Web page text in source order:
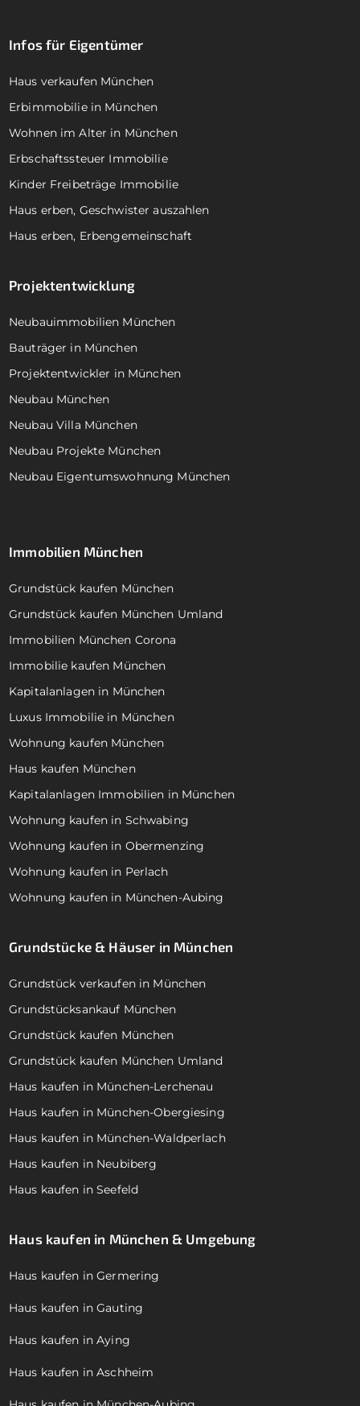
Infos für Eigentümer
Haus verkaufen München
Erbimmobilie in München
Wohnen im Alter in München
Erbschaftssteuer Immobilie
Kinder Freibeträge Immobilie
Haus erben, Geschwister auszahlen
Haus erben, Erbengemeinschaft
Projektentwicklung
Neubauimmobilien München
Bauträger in München
Projektentwickler in München
Neubau München
Neubau Villa München
Neubau Projekte München
Neubau Eigentumswohnung München
Immobilien München
Grundstück kaufen München
Grundstück kaufen München Umland
Immobilien München Corona
Immobilie kaufen München
Kapitalanlagen in München
Luxus Immobilie in München
Wohnung kaufen München
Haus kaufen München
Kapitalanlagen Immobilien in München
Wohnung kaufen in Schwabing
Wohnung kaufen in Obermenzing
Wohnung kaufen in Perlach
Wohnung kaufen in München-Aubing
Grundstücke & Häuser in München
Grundstück verkaufen in München
Grundstücksankauf München
Grundstück kaufen München
Grundstück kaufen München Umland
Haus kaufen in München-Lerchenau
Haus kaufen in München-Obergiesing
Haus kaufen in München-Waldperlach
Haus kaufen in Neubiberg
Haus kaufen in Seefeld
Haus kaufen in München & Umgebung
Haus kaufen in Germering
Haus kaufen in Gauting
Haus kaufen in Aying
Haus kaufen in Aschheim